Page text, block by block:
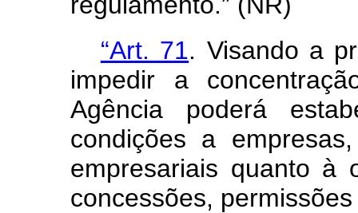
“Art. 71. Visando a
impedir a
Agência poderá
condições a
empresariais quanto à
concessões,